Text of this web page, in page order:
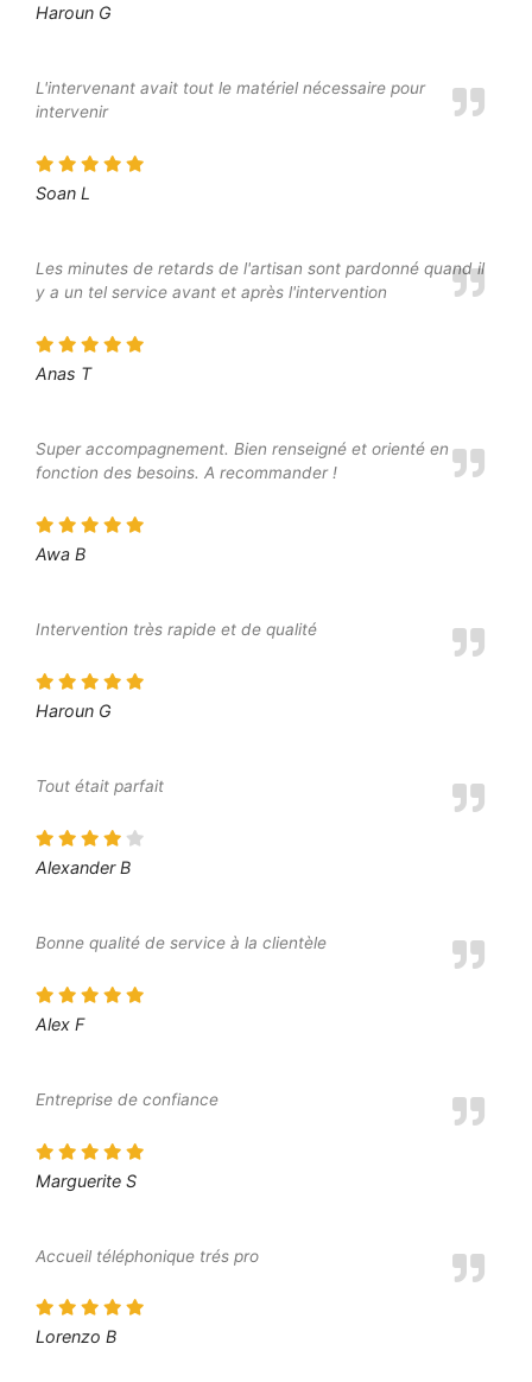
Haroun G
L'intervenant avait tout le matériel nécessaire pour
intervenir
Soan L
Les minutes de retards de l'artisan sont pardonné quand il
y a un tel service avant et après l'intervention
Anas T
Super accompagnement. Bien renseigné et orienté en
fonction des besoins. A recommander !
Awa B
Intervention très rapide et de qualité
Haroun G
Tout était parfait
Alexander B
Bonne qualité de service à la clientèle
Alex F
Entreprise de confiance
Marguerite S
Accueil téléphonique trés pro
Lorenzo B